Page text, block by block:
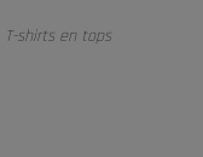
T-shirts en tops